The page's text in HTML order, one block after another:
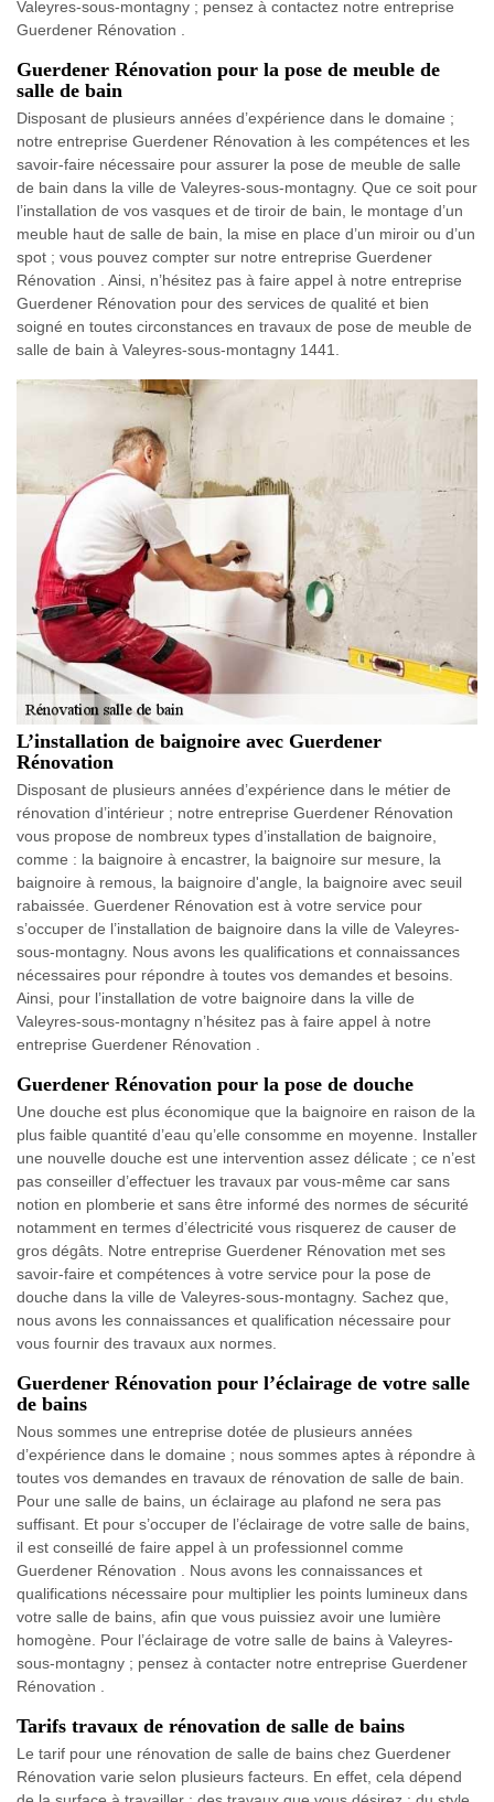
Valeyres-sous-montagny ; pensez à contactez notre entreprise
Guerdener Rénovation .
Guerdener Rénovation pour la pose de meuble de
salle de bain
Disposant de plusieurs années d’expérience dans le domaine ;
notre entreprise Guerdener Rénovation à les compétences et les
savoir-faire nécessaire pour assurer la pose de meuble de salle
de bain dans la ville de Valeyres-sous-montagny. Que ce soit pour
l’installation de vos vasques et de tiroir de bain, le montage d’un
meuble haut de salle de bain, la mise en place d’un miroir ou d’un
spot ; vous pouvez compter sur notre entreprise Guerdener
Rénovation . Ainsi, n’hésitez pas à faire appel à notre entreprise
Guerdener Rénovation pour des services de qualité et bien
soigné en toutes circonstances en travaux de pose de meuble de
salle de bain à Valeyres-sous-montagny 1441.
L’installation de baignoire avec Guerdener
Rénovation
Disposant de plusieurs années d’expérience dans le métier de
rénovation d’intérieur ; notre entreprise Guerdener Rénovation
vous propose de nombreux types d’installation de baignoire,
comme : la baignoire à encastrer, la baignoire sur mesure, la
baignoire à remous, la baignoire d'angle, la baignoire avec seuil
rabaissée. Guerdener Rénovation est à votre service pour
s’occuper de l’installation de baignoire dans la ville de Valeyres-
sous-montagny. Nous avons les qualifications et connaissances
nécessaires pour répondre à toutes vos demandes et besoins.
Ainsi, pour l’installation de votre baignoire dans la ville de
Valeyres-sous-montagny n’hésitez pas à faire appel à notre
entreprise Guerdener Rénovation .
Guerdener Rénovation pour la pose de douche
Une douche est plus économique que la baignoire en raison de la
plus faible quantité d’eau qu’elle consomme en moyenne. Installer
une nouvelle douche est une intervention assez délicate ; ce n’est
pas conseiller d’effectuer les travaux par vous-même car sans
notion en plomberie et sans être informé des normes de sécurité
notamment en termes d’électricité vous risquerez de causer de
gros dégâts. Notre entreprise Guerdener Rénovation met ses
savoir-faire et compétences à votre service pour la pose de
douche dans la ville de Valeyres-sous-montagny. Sachez que,
nous avons les connaissances et qualification nécessaire pour
vous fournir des travaux aux normes.
Guerdener Rénovation pour l’éclairage de votre salle
de bains
Nous sommes une entreprise dotée de plusieurs années
d’expérience dans le domaine ; nous sommes aptes à répondre à
toutes vos demandes en travaux de rénovation de salle de bain.
Pour une salle de bains, un éclairage au plafond ne sera pas
suffisant. Et pour s’occuper de l’éclairage de votre salle de bains,
il est conseillé de faire appel à un professionnel comme
Guerdener Rénovation . Nous avons les connaissances et
qualifications nécessaire pour multiplier les points lumineux dans
votre salle de bains, afin que vous puissiez avoir une lumière
homogène. Pour l’éclairage de votre salle de bains à Valeyres-
sous-montagny ; pensez à contacter notre entreprise Guerdener
Rénovation .
Tarifs travaux de rénovation de salle de bains
Le tarif pour une rénovation de salle de bains chez Guerdener
Rénovation varie selon plusieurs facteurs. En effet, cela dépend